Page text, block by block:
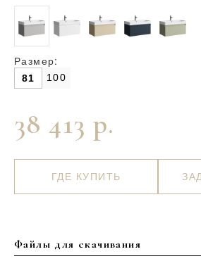
38 413 р.
Размер:
81 100
ГДЕ КУПИТЬ
Файлы для скачивания